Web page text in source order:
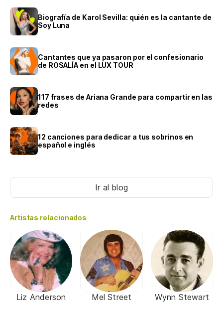
Biografía de Karol Sevilla: quién es la cantante de
Soy Luna
Cantantes que ya pasaron por el confesionario
de ROSALÍA en el LUX TOUR
117 frases de Ariana Grande para compartir en las
redes
12 canciones para dedicar a tus sobrinos en
español e inglés
Ir al blog
Artistas relacionados
Liz Anderson Mel Street Wynn Stewart